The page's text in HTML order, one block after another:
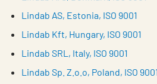
Lindab AS, Estonia, ISO 9001
Lindab Kft, Hungary, ISO 9001
Lindab SRL, Italy, ISO 9001
Lindab Sp. Z.o.o, Poland, ISO